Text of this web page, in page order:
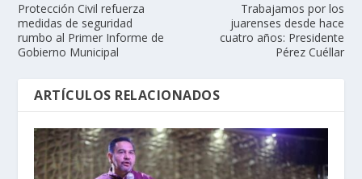
Protección Civil refuerza
medidas de seguridad
rumbo al Primer Informe de
Gobierno Municipal
Trabajamos por los
juarenses desde hace
cuatro años: Presidente
Pérez Cuéllar
ARTÍCULOS RELACIONADOS